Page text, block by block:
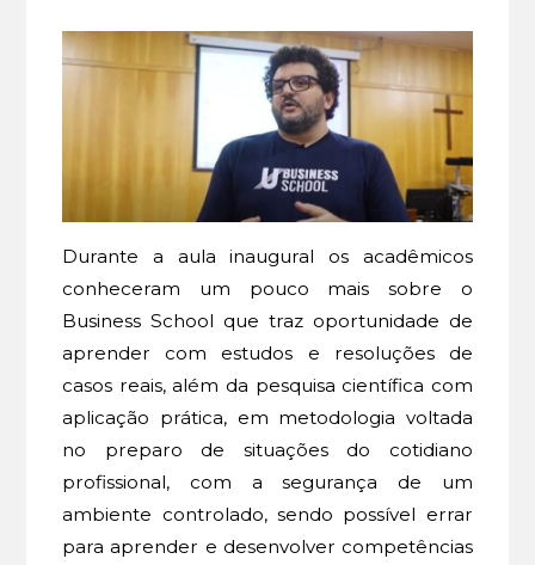
Durante a aula inaugural os acadêmicos
conheceram um pouco mais sobre o
Business School que traz oportunidade de
aprender com estudos e resoluções de
casos reais, além da pesquisa científica com
aplicação prática, em metodologia voltada
no preparo de situações do cotidiano
profissional, com a segurança de um
ambiente controlado, sendo possível errar
para aprender e desenvolver competências